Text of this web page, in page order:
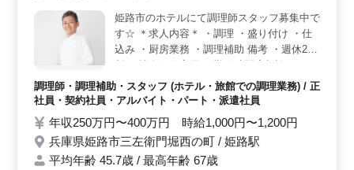
境です。 ＜50代・60代も活躍できる職場＞ 50代や
60代のスタッフも活躍しており、年齢に関係なく長く働
ける環境が整っています。残業も少なく、ワークライフ
バランスが取りやすい職場なので、安心して働けます。
姫路市のホテルにて調理師スタッフ募集中で
す☆ ＊求人内容＊ ・調理 ・盛り付け ・仕
込み ・厨房業務 ・調理補助 備考 ・週休2日
代、60代の採用実績あり 今まで培ってきた
経験を若手に教えていきませんか？ ご応募
調理師・調理補助・スタッフ (ホテル・旅館での調理業務) / 正
社員・契約社員・アルバイト・パート・派遣社員
年収250万円〜400万円 時給1,000円〜1,200円
兵庫県姫路市三左衛門堀西の町 / 姫路駅
平均年齢 45.7歳 / 最高年齢 67歳